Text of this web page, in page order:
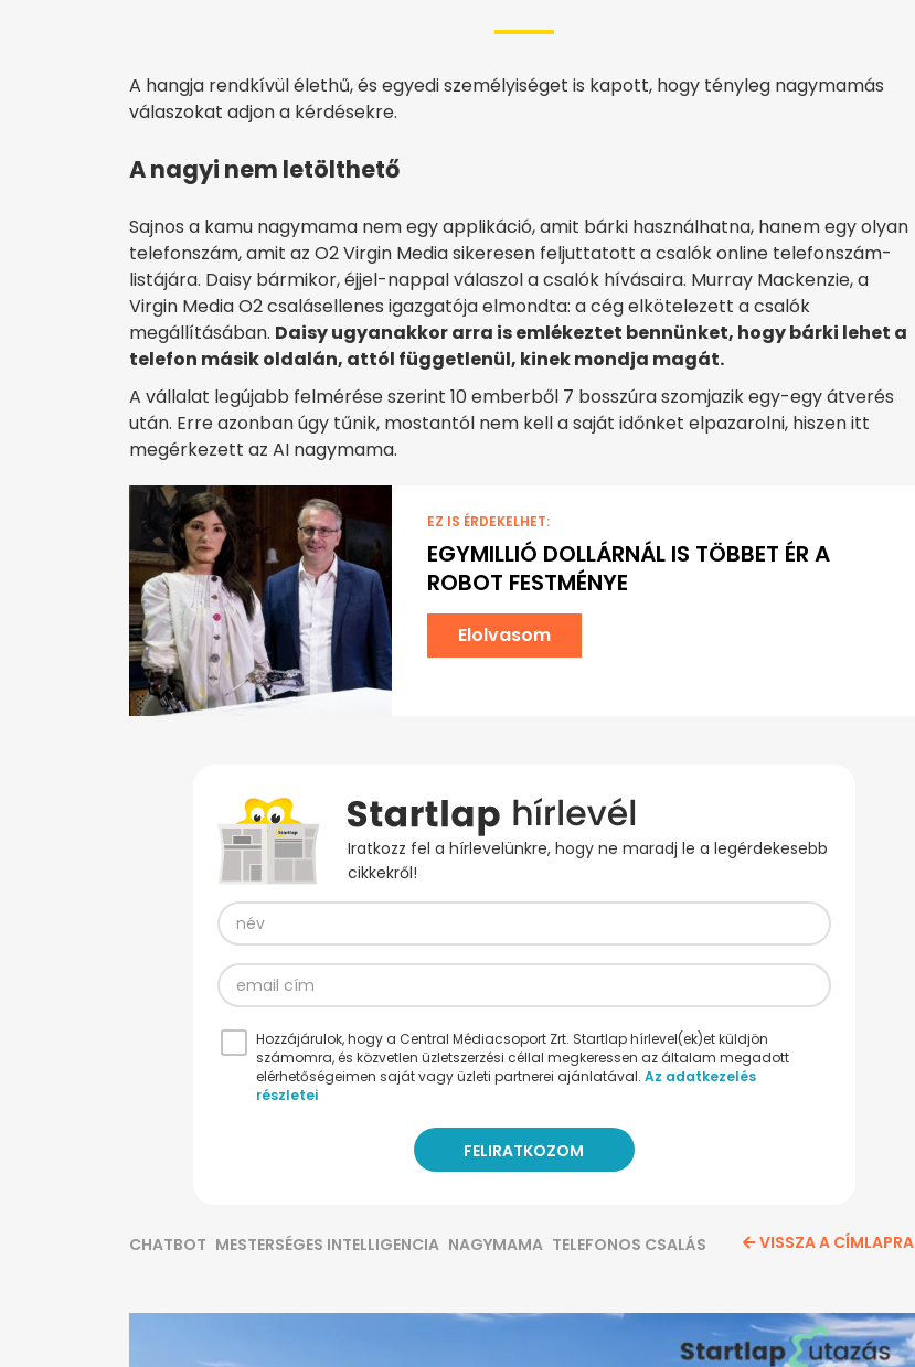
A hangja rendkívül élethű, és egyedi személyiséget is kapott, hogy tényleg nagymamás
válaszokat adjon a kérdésekre.
A nagyi nem letölthető
Sajnos a kamu nagymama nem egy applikáció, amit bárki használhatna, hanem egy olyan
telefonszám, amit az O2 Virgin Media sikeresen feljuttatott a csalók online telefonszám-
listájára. Daisy bármikor, éjjel-nappal válaszol a csalók hívásaira. Murray Mackenzie, a
Virgin Media O2 csalásellenes igazgatója elmondta: a cég elkötelezett a csalók
megállításában. Daisy ugyanakkor arra is emlékeztet bennünket, hogy bárki lehet a
telefon másik oldalán, attól függetlenül, kinek mondja magát.
A vállalat legújabb felmérése szerint 10 emberből 7 bosszúra szomjazik egy-egy átverés
után. Erre azonban úgy tűnik, mostantól nem kell a saját időnket elpazarolni, hiszen itt
megérkezett az AI nagymama.
EZ IS ÉRDEKELHET:
EGYMILLIÓ DOLLÁRNÁL IS TÖBBET ÉR A
ROBOT FESTMÉNYE
Elolvasom
Iratkozz fel a hírlevelünkre, hogy ne maradj le a legérdekesebb
cikkekről!
Hozzájárulok, hogy a Central Médiacsoport Zrt. Startlap hírlevel(ek)et küldjön
számomra, és közvetlen üzletszerzési céllal megkeressen az általam megadott
elérhetőségeimen saját vagy üzleti partnerei ajánlatával. Az adatkezelés
részletei
CHATBOT MESTERSÉGES INTELLIGENCIA NAGYMAMA TELEFONOS CSALÁS VISSZA A CÍMLAPRA